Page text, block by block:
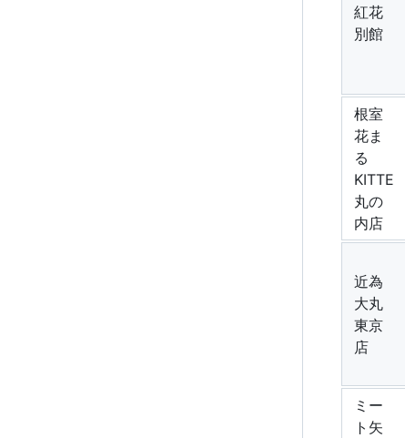
紅花
別館
根室
花ま
る
KITTE
丸の
内店
近為
大丸
東京
店
ミー
ト矢